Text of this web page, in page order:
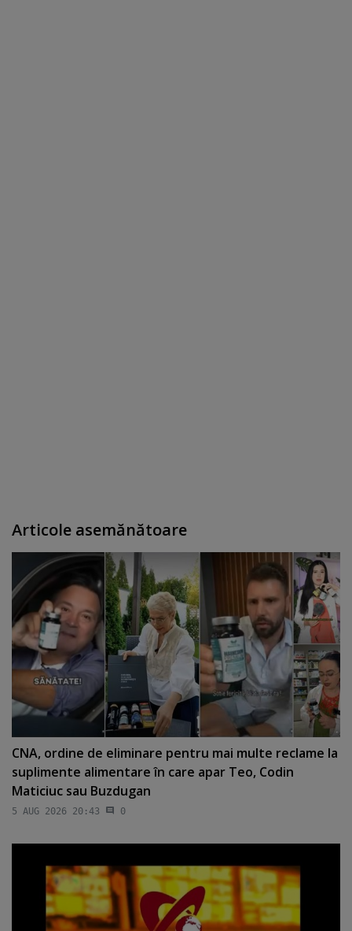
Articole asemănătoare
CNA, ordine de eliminare pentru mai multe reclame la
suplimente alimentare în care apar Teo, Codin
Maticiuc sau Buzdugan
5 AUG 2026 20:43 0